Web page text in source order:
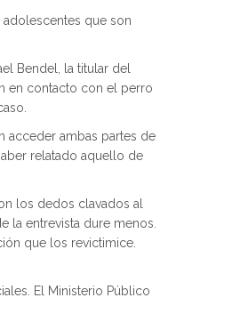
que son
Bendel, la titular del
en contacto con el perro
acceder ambas partes de
relatado aquello de
los dedos clavados al
la entrevista dure menos.
que los revictimice.
El Ministerio Público